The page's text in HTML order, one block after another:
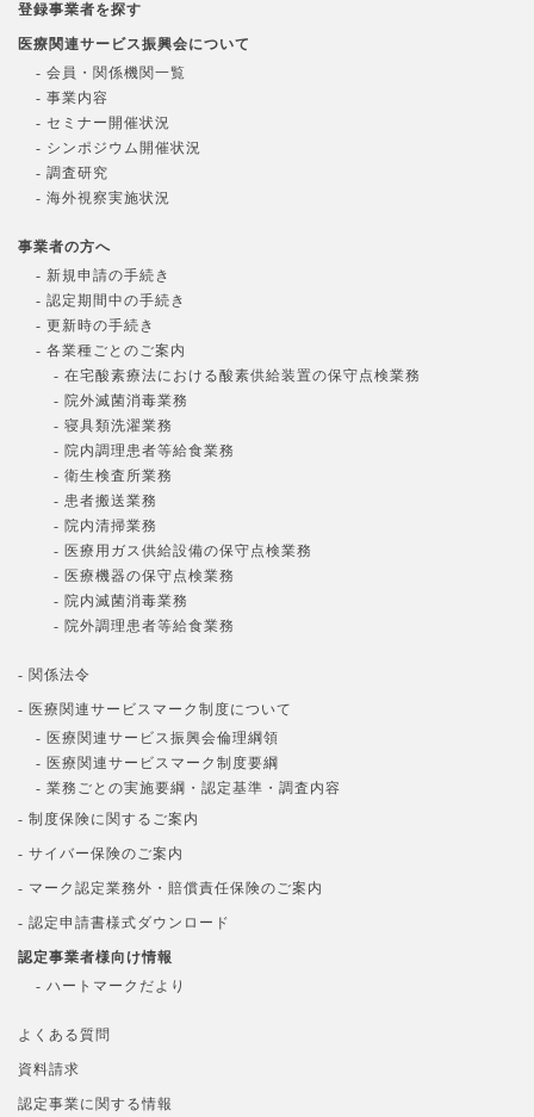
登録事業者を探す
医療関連サービス振興会について
- 会員・関係機関一覧
- 事業内容
- セミナー開催状況
- シンポジウム開催状況
- 調査研究
- 海外視察実施状況
事業者の方へ
- 新規申請の手続き
- 認定期間中の手続き
- 更新時の手続き
- 各業種ごとのご案内
- 在宅酸素療法における酸素供給装置の保守点検業務
- 院外滅菌消毒業務
- 寝具類洗濯業務
- 院内調理患者等給食業務
- 衛生検査所業務
- 患者搬送業務
- 院内清掃業務
- 医療用ガス供給設備の保守点検業務
- 医療機器の保守点検業務
- 院内滅菌消毒業務
- 院外調理患者等給食業務
- 関係法令
- 医療関連サービスマーク制度について
- 医療関連サービス振興会倫理綱領
- 医療関連サービスマーク制度要綱
- 業務ごとの実施要綱・認定基準・調査内容
- 制度保険に関するご案内
- サイバー保険のご案内
- マーク認定業務外・賠償責任保険のご案内
- 認定申請書様式ダウンロード
認定事業者様向け情報
- ハートマークだより
よくある質問
資料請求
認定事業に関する情報